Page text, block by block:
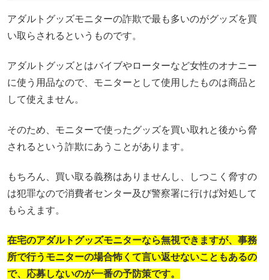
アダルトグッズモニターの詐欺で最も多いのがグッズを買
い取らされるというものです。
アダルトグッズとはバイブやローターなど女性のオナニー
に使う用品なので、モニターとして使用したものは商品と
して使えません。
そのため、モニターで使ったグッズを買い取れと後から脅
されるという詐欺にあうことがあります。
もちろん、買い取る義務はありませんし、しつこく脅すの
は犯罪なので消費者センター及び警察署に行けば対処して
もらえます。
在宅のアダルトグッズモニターなら無視できますが、事務
所で行うモニターの場合怖くて言い返せないこともあるの
で、応募しないのが一番の予防策です。